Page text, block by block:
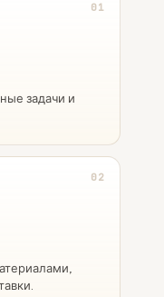
01
задачи и
02